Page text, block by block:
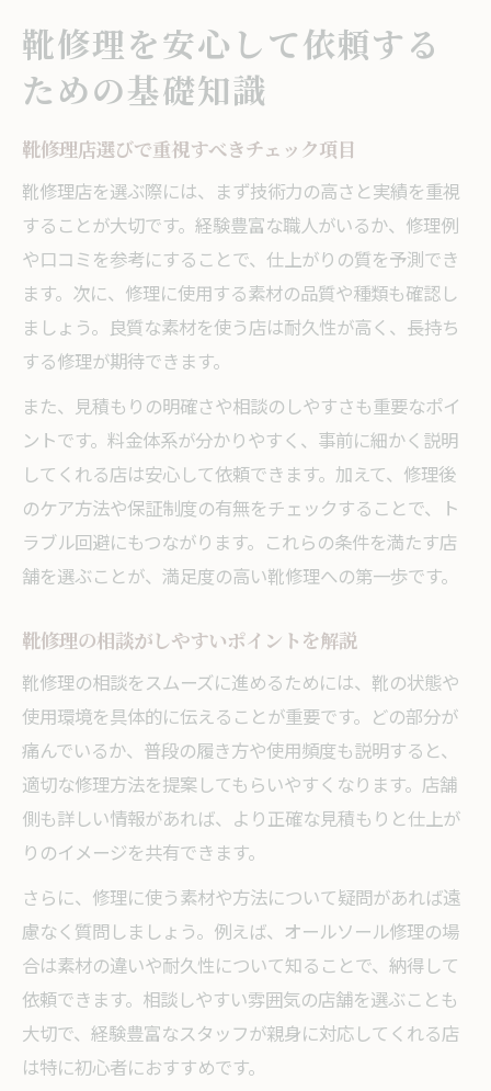
靴修理を安心して依頼する
ための基礎知識
靴修理店選びで重視すべきチェック項目
靴修理店を選ぶ際には、まず技術力の高さと実績を重視
することが大切です。経験豊富な職人がいるか、修理例
や口コミを参考にすることで、仕上がりの質を予測でき
ます。次に、修理に使用する素材の品質や種類も確認し
ましょう。良質な素材を使う店は耐久性が高く、長持ち
する修理が期待できます。
また、見積もりの明確さや相談のしやすさも重要なポイ
ントです。料金体系が分かりやすく、事前に細かく説明
してくれる店は安心して依頼できます。加えて、修理後
のケア方法や保証制度の有無をチェックすることで、ト
ラブル回避にもつながります。これらの条件を満たす店
舗を選ぶことが、満足度の高い靴修理への第一歩です。
靴修理の相談がしやすいポイントを解説
靴修理の相談をスムーズに進めるためには、靴の状態や
使用環境を具体的に伝えることが重要です。どの部分が
痛んでいるか、普段の履き方や使用頻度も説明すると、
適切な修理方法を提案してもらいやすくなります。店舗
側も詳しい情報があれば、より正確な見積もりと仕上が
りのイメージを共有できます。
さらに、修理に使う素材や方法について疑問があれば遠
慮なく質問しましょう。例えば、オールソール修理の場
合は素材の違いや耐久性について知ることで、納得して
依頼できます。相談しやすい雰囲気の店舗を選ぶことも
大切で、経験豊富なスタッフが親身に対応してくれる店
は特に初心者におすすめです。